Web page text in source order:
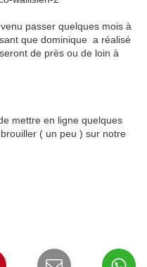
passer quelques mois à
que dominique a réalisé
de près ou de loin à
mettre en ligne quelques
( un peu ) sur notre